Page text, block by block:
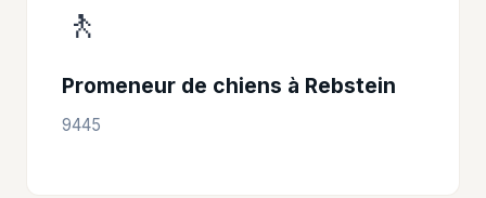
🚶
Promeneur de chiens à Rebstein
9445